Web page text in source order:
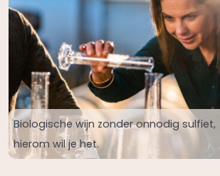
Biologische wijn zonder onnodig sulfiet,
hierom wil je het.